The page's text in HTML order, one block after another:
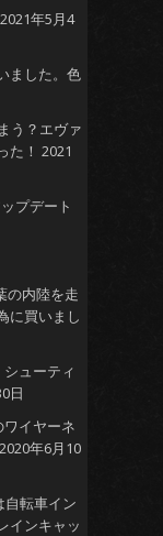
2021年5月4
ました。色
う？エヴァ
た！ 2021
プデート
の内陸を走
に買いまし
シューティ
日
イヤーネ
2020年6月10
自転車イン
インキャッ